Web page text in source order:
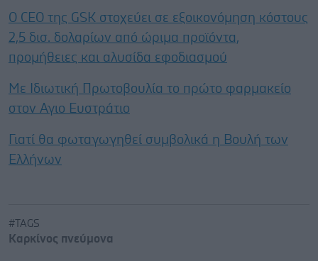
Ο CEO της GSK στοχεύει σε εξοικονόμηση κόστους
2,5 δισ. δολαρίων από ώριμα προϊόντα,
προμήθειες και αλυσίδα εφοδιασμού
Με Ιδιωτική Πρωτοβουλία το πρώτο φαρμακείο
στον Αγιο Ευστράτιο
Γιατί θα φωταγωγηθεί συμβολικά η Βουλή των
Ελλήνων
#TAGS
Καρκίνος πνεύμονα